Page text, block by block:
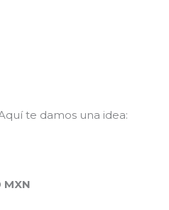
te damos una idea: